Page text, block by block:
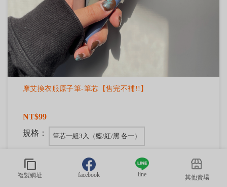
複製網址 facebook line 其他賣場
摩艾換衣服原子筆-筆芯【售完不補!!】
NT$99
規格：
筆芯一組3入（藍/紅/黑 各一）
筆芯-紅 一組3入 筆芯-紅+黑 一組4入（各2）